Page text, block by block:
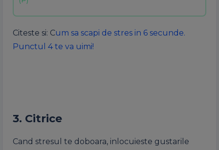
Citeste si: Cum sa scapi de stres in 6 secunde.
Punctul 4 te va uimi!
3. Citrice
Cand stresul te doboara, inlocuieste gustarile